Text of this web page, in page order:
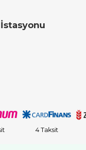
4 Taksit